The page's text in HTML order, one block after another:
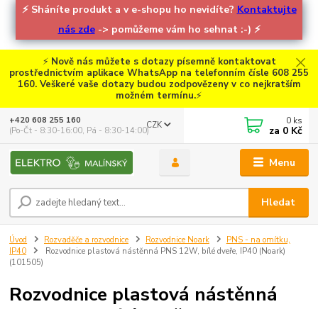
⚡ Sháníte produkt a v e-shopu ho nevidíte? Kontaktujte
nás zde-> pomůžeme vám ho sehnat :-) ⚡
⚡ Nově nás můžete s dotazy písemně kontaktovat
prostřednictvím aplikace WhatsApp na telefonním čísle 608 255
160. Veškeré vaše dotazy budou zodpovězeny v co nejkratším
možném termínu.⚡
Menu
CZK
Hledat
+420 608 255 160
(Po-Čt - 8:30-16:00, Pá - 8:30-14:00)
0 ks
za 0 Kč
Úvod Rozvaděče a rozvodnice Rozvodnice Noark
PNS - na omítku,
IP40
Rozvodnice plastová nástěnná PNS 12W, bílé dveře, IP40 (Noark)
(101505)
Rozvodnice plastová nástěnná